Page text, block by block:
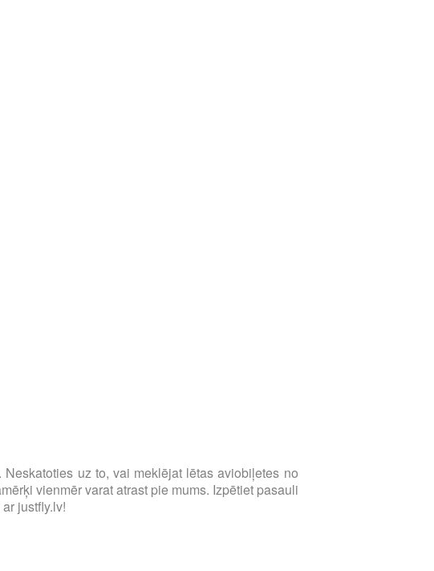
uz to, vai meklējat lētas aviobiļetes no
vienmēr varat atrast pie mums. Izpētiet pasauli
justfly.lv!